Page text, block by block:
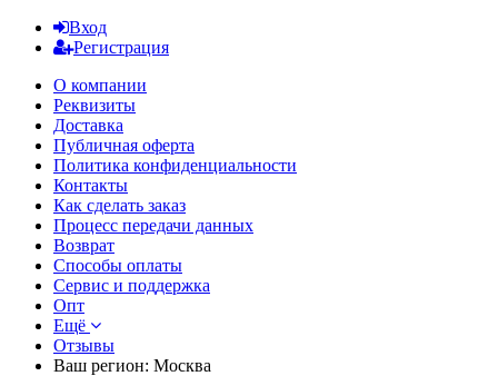
Вход
Регистрация
О компании
Реквизиты
Доставка
Публичная оферта
Политика конфиденциальности
Контакты
Как сделать заказ
Процесс передачи данных
Возврат
Способы оплаты
Сервис и поддержка
Опт
Ещё
Отзывы
Ваш регион: Москва